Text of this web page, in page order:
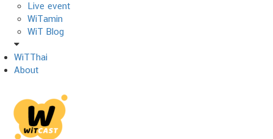
Live event
WiTamin
WiT Blog
WiTThai
About